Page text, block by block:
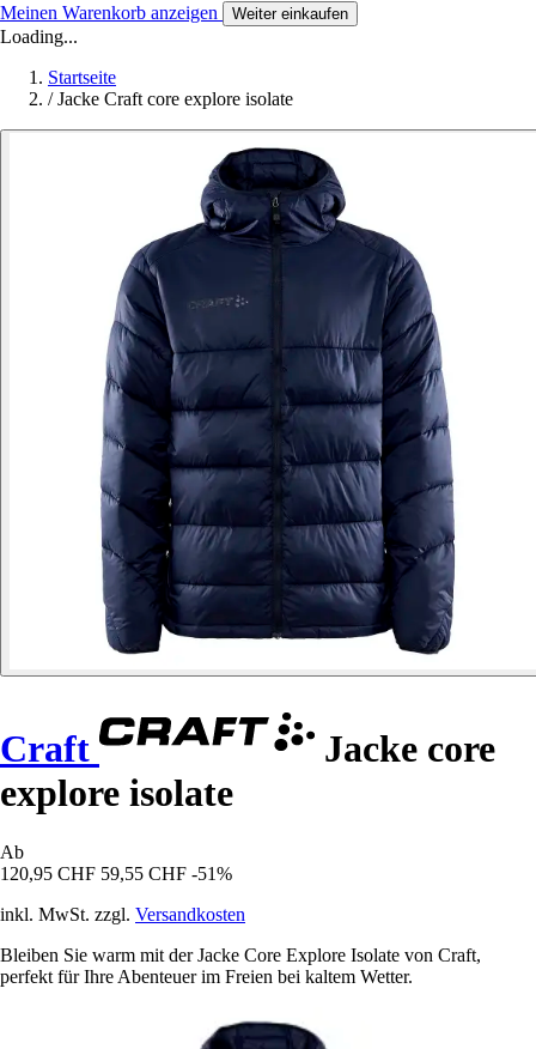
Meinen Warenkorb anzeigen Weiter einkaufen
Loading...
Startseite
/ Jacke Craft core explore isolate
Craft
Jacke core
explore isolate
Ab
120,95 CHF 59,55 CHF -51%
inkl. MwSt. zzgl. Versandkosten
Bleiben Sie warm mit der Jacke Core Explore Isolate von Craft,
perfekt für Ihre Abenteuer im Freien bei kaltem Wetter.